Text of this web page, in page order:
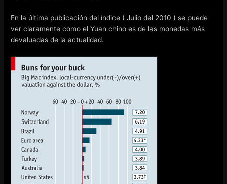
En la última publicación del índice ( Julio del 2010 ) se puede
ver claramente como el Yuan chino es de las monedas más
devaluadas de la actualidad.